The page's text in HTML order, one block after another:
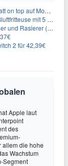
und Sport-Artikel
5 Litern für 64,99€
(All in One) für 16€
2 für 42,39€
Apple laut
des
allem die hohe
Wachstum
Segment